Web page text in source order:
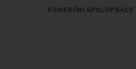
KOMERČNÍ SPOLUPRÁCE